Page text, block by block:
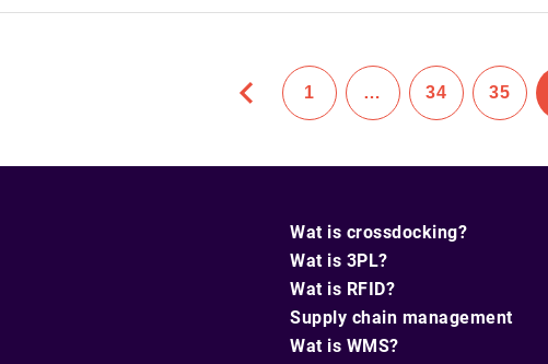
1 … 34 35
Wat is crossdocking?
Wat is 3PL?
Wat is RFID?
Supply chain management
Wat is WMS?